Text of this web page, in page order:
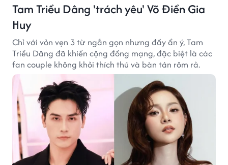
Tam Triều Dâng 'trách yêu' Võ Điền Gia
Huy
Chỉ với vỏn vẹn 3 từ ngắn gọn nhưng đầy ẩn ý, Tam
Triều Dâng đã khiến cộng đồng mạng, đặc biệt là các
fan couple không khỏi thích thú và bàn tán rôm rả.